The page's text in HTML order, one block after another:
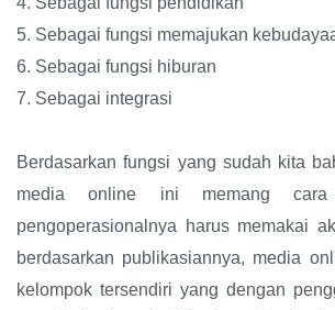
5. Sebagai fungsi memajukan
6. Sebagai fungsi hiburan
7. Sebagai integrasi
Berdasarkan fungsi yang sudah kita
media online ini memang
pengoperasionalnya harus memakai
berdasarkan publikasiannya, media
kelompok tersendiri yang dengan